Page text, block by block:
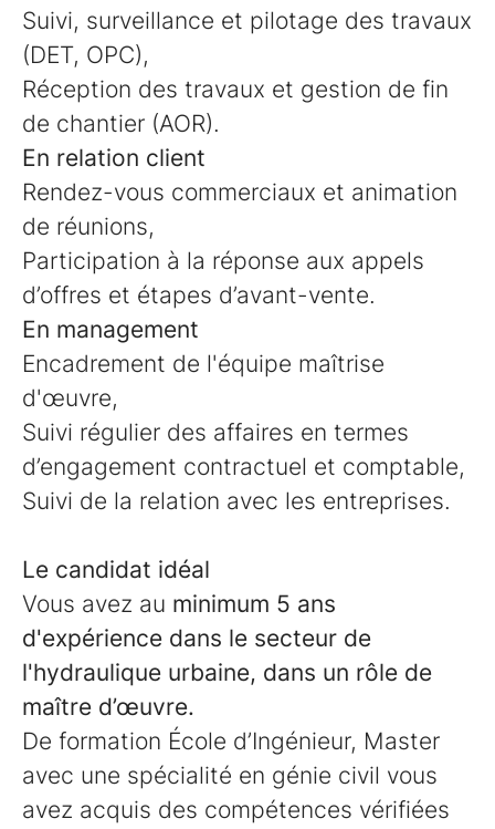
Suivi, surveillance et pilotage des travaux
(DET, OPC),
Réception des travaux et gestion de fin
de chantier (AOR).
En relation client
Rendez-vous commerciaux et animation
de réunions,
Participation à la réponse aux appels
d’offres et étapes d’avant-vente.
En management
Encadrement de l'équipe maîtrise
d'œuvre,
Suivi régulier des affaires en termes
d’engagement contractuel et comptable,
Suivi de la relation avec les entreprises.
Le candidat idéal
Vous avez au minimum 5 ans
d'expérience dans le secteur de
l'hydraulique urbaine, dans un rôle de
maître d’œuvre.
De formation École d’Ingénieur, Master
avec une spécialité en génie civil vous
avez acquis des compétences vérifiées